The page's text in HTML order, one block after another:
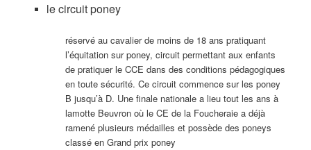
le circuit poney
réservé au cavalier de moins de 18 ans pratiquant
l’équitation sur poney, circuit permettant aux enfants
de pratiquer le CCE dans des conditions pédagogiques
en toute sécurité. Ce circuit commence sur les poney
B jusqu’à D. Une finale nationale a lieu tout les ans à
lamotte Beuvron où le CE de la Foucheraie a déjà
ramené plusieurs médailles et possède des poneys
classé en Grand prix poney